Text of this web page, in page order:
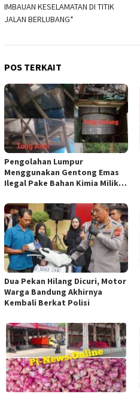
IMBAUAN KESELAMATAN DI TITIK
JALAN BERLUBANG*
POS TERKAIT
Pengolahan Lumpur
Menggunakan Gentong Emas
Ilegal Pake Bahan Kimia Milik
Aparat Penegak Hukum ( APH )
Jangan Sampai Diam Saja
Dua Pekan Hilang Dicuri, Motor
Warga Bandung Akhirnya
Kembali Berkat Polisi